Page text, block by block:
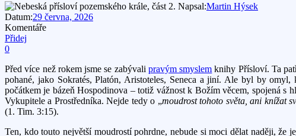
Napsal:Martin Hýsek
Datum:29 června, 2026
Komentáře
Přidej
0
Před více než rokem jsme se zabývali pravým smyslem knihy Přísloví. Ta
pohané, jako Sokratés, Platón, Aristoteles, Seneca a jiní. Ale byl by
počátkem je bázeň Hospodinova – totiž vážnost k Božím věcem, spojená s
Vykupitele a Prostředníka. Nejde tedy o „moudrost tohoto světa, ani knížat
(1. Tim. 3:15).
Ten, kdo touto největší moudrostí pohrdne, nebude si moci dělat naději, že